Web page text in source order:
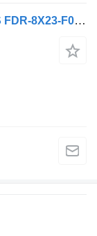
Altă componentă a cabinei KITA DALIS FDR-8X23-F060T10-A-PIA-03 pentru automobil Jaguar XF250